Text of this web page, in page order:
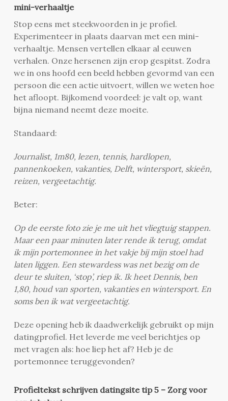
mini-verhaaltje
Stop eens met steekwoorden in je profiel.
Experimenteer in plaats daarvan met een mini-
verhaaltje. Mensen vertellen elkaar al eeuwen
verhalen. Onze hersenen zijn erop gespitst. Zodra
we in ons hoofd een beeld hebben gevormd van een
persoon die een actie uitvoert, willen we weten hoe
het afloopt. Bijkomend voordeel: je valt op, want
bijna niemand neemt deze moeite.
Standaard:
Journalist, 1m80, lezen, tennis, hardlopen,
pannenkoeken, vakanties, Delft, wintersport, skieën,
reizen, vergeetachtig.
Beter:
Op de eerste foto zie je me uit het vliegtuig stappen.
Maar een paar minuten later rende ik terug, omdat
ik mijn portemonnee in het vakje bij mijn stoel had
laten liggen. Een stewardess was net bezig om de
deur te sluiten, ‘stop’, riep ik. Ik heet Dennis, ben
1,80, houd van sporten, vakanties en wintersport. En
soms ben ik wat vergeetachtig.
Deze opening heb ik daadwerkelijk gebruikt op mijn
datingprofiel. Het leverde me veel berichtjes op
met vragen als: hoe liep het af? Heb je de
portemonnee teruggevonden?
Profieltekst schrijven datingsite tip 5 – Zorg voor